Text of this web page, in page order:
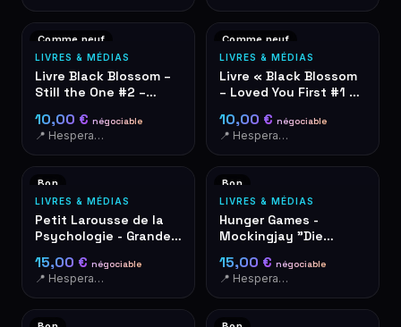
Comme neuf
LIVRES & MÉDIAS
Livre Black Blossom –
Still the One #2 –
10,00 € négociable
📍 Hesperange
Comme neuf
LIVRES & MÉDIAS
Livre « Black Blossom
– Loved You First #1 »
10,00 € négociable
📍 Hesperange
Bon
LIVRES & MÉDIAS
Petit Larousse de la
Psychologie - Grandes
15,00 € négociable
📍 Hesperange
Bon
LIVRES & MÉDIAS
Hunger Games -
Mockingjay "Die
allemand
15,00 € négociable
📍 Hesperange